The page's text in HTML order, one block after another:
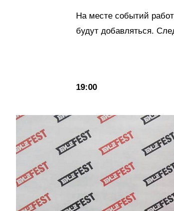
На месте событий
будут добавляться.
19:00